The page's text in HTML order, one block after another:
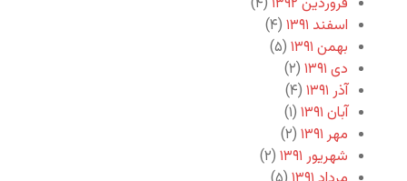
اسفند ۱۳۹۱
(۴)
بهمن ۱۳۹۱
(۵)
دی ۱۳۹۱
(۲)
آذر ۱۳۹۱
(۴)
آبان ۱۳۹۱
(۱)
مهر ۱۳۹۱
(۲)
شهریور ۱۳۹۱
(۲)